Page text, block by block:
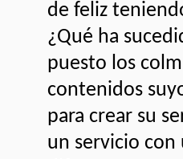
de feliz
¿Qué ha
puesto los
contenidos
para crear su
un servicio con